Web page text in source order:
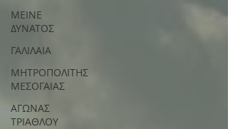
ΜΕΙΝΕ
ΔΥΝΑΤΟΣ
ΓΑΛΙΛΑΙΑ
ΜΗΤΡΟΠΟΛΙΤΗΣ
ΜΕΣΟΓΑΙΑΣ
ΑΓΩΝΑΣ
ΤΡΙΑΘΛΟΥ